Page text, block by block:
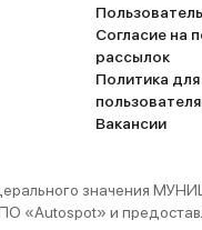
Согласие на
рассылок
Политика
Вакансии
значения
и